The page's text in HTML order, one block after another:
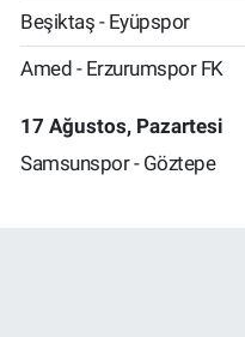
Beşiktaş - Eyüpspor
Amed - Erzurumspor FK
17 Ağustos, Pazartesi
Samsunspor - Göztepe